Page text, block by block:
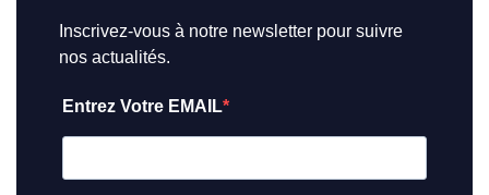
Inscrivez-vous à notre newsletter pour suivre
nos actualités.
Entrez Votre EMAIL